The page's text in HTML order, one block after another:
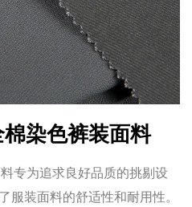
棉染色裤装面料
专为追求良好品质的挑剔设
装面料的舒适性和耐用性。